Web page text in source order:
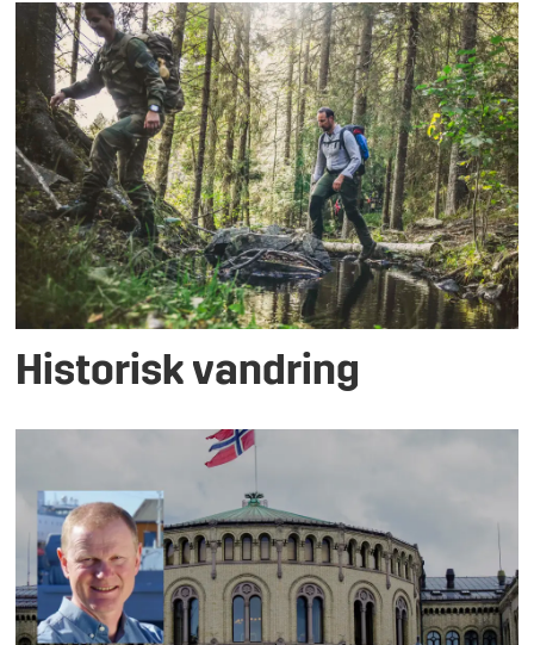
Historisk vandring